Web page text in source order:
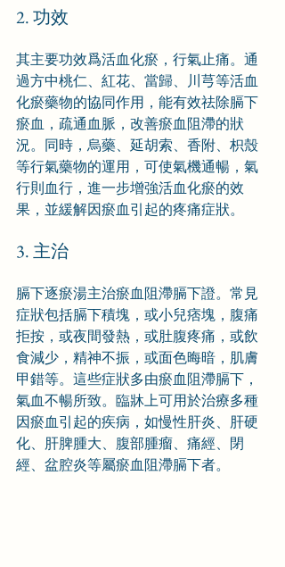
2. 功效
其主要功效爲活血化瘀，行氣止痛。通
過方中桃仁、紅花、當歸、川芎等活血
化瘀藥物的協同作用，能有效祛除膈下
瘀血，疏通血脈，改善瘀血阻滯的狀
況。同時，烏藥、延胡索、香附、枳殼
等行氣藥物的運用，可使氣機通暢，氣
行則血行，進一步增強活血化瘀的效
果，並緩解因瘀血引起的疼痛症狀。
3. 主治
膈下逐瘀湯主治瘀血阻滯膈下證。常見
症狀包括膈下積塊，或小兒痞塊，腹痛
拒按，或夜間發熱，或肚腹疼痛，或飲
食減少，精神不振，或面色晦暗，肌膚
甲錯等。這些症狀多由瘀血阻滯膈下，
氣血不暢所致。臨牀上可用於治療多種
因瘀血引起的疾病，如慢性肝炎、肝硬
化、肝脾腫大、腹部腫瘤、痛經、閉
經、盆腔炎等屬瘀血阻滯膈下者。